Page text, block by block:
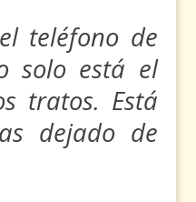
teléfono de
solo está el
tratos. Está
dejado de